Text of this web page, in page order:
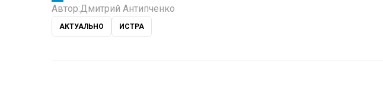
Автор:Дмитрий Антипченко
АКТУАЛЬНО ИСТРА